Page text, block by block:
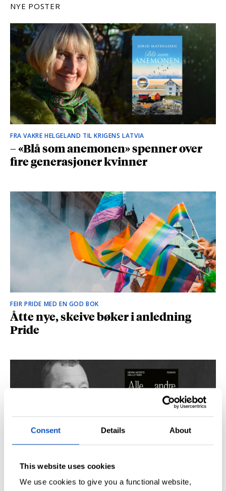
Consent Details About
This website uses cookies
We use cookies to give you a functional website,
NYE POSTER
FRA VAKRE HELGELAND TIL KRIGENS LATVIA
– «Blå som anemonen» spenner over
fire generasjoner kvinner
FEIR PRIDE MED EN GOD BOK
Åtte nye, skeive bøker i anledning
Pride
SÅ DU NRK-DOKUMENTAREN «AGENTEN»?
Didrik M. Hallstrøm: – Alt det med CIA